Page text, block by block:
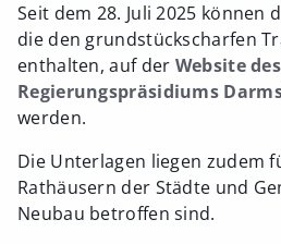
Seit dem 28. Juli 2025 können
die den grundstückscharfen
enthalten, auf der Website des
Regierungspräsidiums
werden.
Die Unterlagen liegen zudem
Rathäusern der Städte und
Neubau betroffen sind.